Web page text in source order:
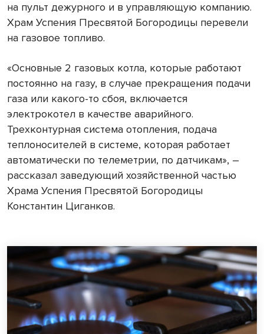
на пульт дежурного и в управляющую компанию.
Храм Успения Пресвятой Богородицы перевели
на газовое топливо.
«Основные 2 газовых котла, которые работают
постоянно на газу, в случае прекращения подачи
газа или какого-то сбоя, включается
электрокотел в качестве аварийного.
Трехконтурная система отопления, подача
теплоносителей в системе, которая работает
автоматически по телеметрии, по датчикам», –
рассказал заведующий хозяйственной частью
Храма Успения Пресвятой Богородицы
Константин Циганков.